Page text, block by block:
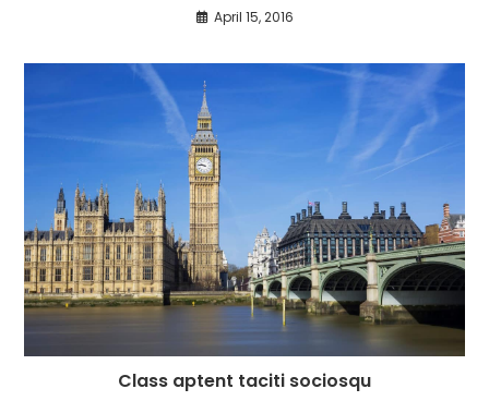
April 15, 2016
Class aptent taciti sociosqu